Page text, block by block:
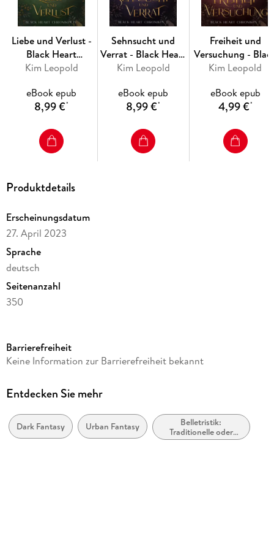
Liebe und Verlust -
Black Heart
Chroniken 4
Kim Leopold
eBook epub
8,99 €*
Sehnsucht und
Verrat - Black Heart
Chroniken 2
Kim Leopold
eBook epub
8,99 €*
Freiheit und
Versuchung -
Heart Chroniken 1
Kim Leopold
eBook epub
4,99 €*
Produktdetails
Erscheinungsdatum
27. April 2023
Sprache
deutsch
Seitenanzahl
350
Reihe
Autor/Autorin
Verlag/Hersteller
via tolino media
Barrierefreiheit
Keine Information zur Barrierefreiheit bekannt
Entdecken Sie mehr
Dark Fantasy Urban Fantasy
Belletristik:
Traditionelle oder
kulturelle und wahre